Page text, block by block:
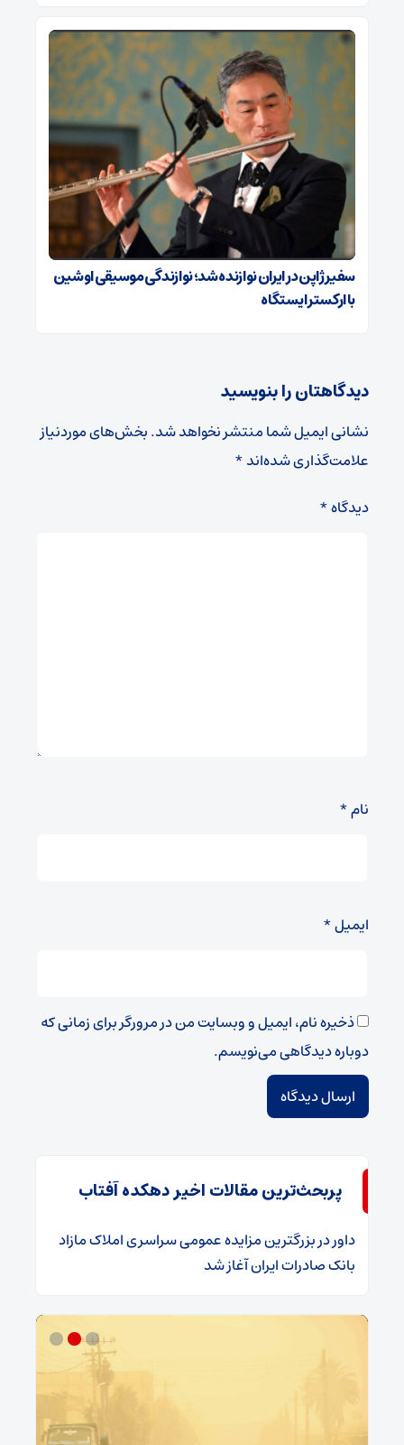
سفیر ژاپن در ایران نوازنده شد؛ نوازندگی موسیقی اوشین
با ارکستر ایستگاه
دیدگاهتان را بنویسید
نشانی ایمیل شما منتشر نخواهد شد.بخش‌های موردنیاز
علامت‌گذاری شده‌اند*
دیدگاه*
نام*
ایمیل*
ذخیره نام، ایمیل و وبسایت من در مرورگر برای زمانی که
دوباره دیدگاهی می‌نویسم.
پربحث‌ترین مقالات اخیر دهکده آفتاب
داوردر​بزرگترین مزایده عمومی سراسری املاک مازاد
بانک صادرات ایران آغاز شد